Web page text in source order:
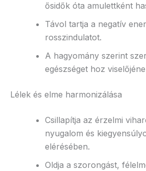
ősidők óta amulettként
Távol tartja a negatív
rosszindulatot.
A hagyomány szerint
egészséget hoz
Lélek és elme harmonizálása
Csillapítja az érzelmi
nyugalom és
elérésében.
Oldja a szorongást,